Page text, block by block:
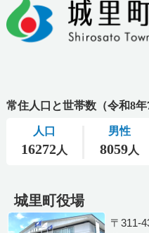
城里町役場
〒311-